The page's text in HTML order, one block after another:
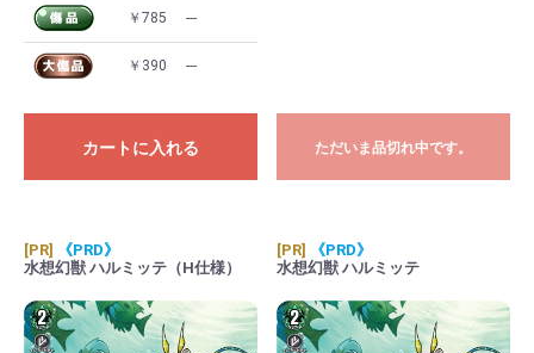
￥785 ---
￥390 ---
カートに入れる ただいま品切れ中です。
[PR]
《PRD》
水想幻獣 ハルミッテ（H仕様）
[PR]
《PRD》
水想幻獣 ハルミッテ